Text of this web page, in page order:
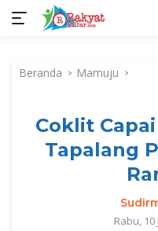
kontenBeranda Mamuju
Coklit
Tapalang
Rabu, 10